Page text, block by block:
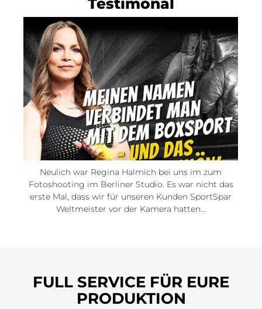
Testimonal
Neulich war Regina Halmich bei uns im zum
Fotoshooting im Berliner Studio. Es war nicht das
erste Mal, dass wir für unseren Kunden SportSpar
Weltmeister vor der Kamera hatten...
FULL SERVICE FÜR EURE
PRODUKTION